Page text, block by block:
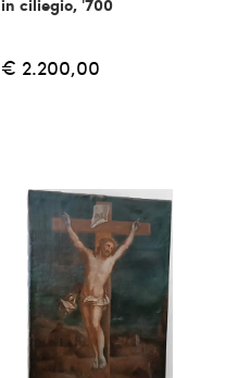
€ 2.200,00